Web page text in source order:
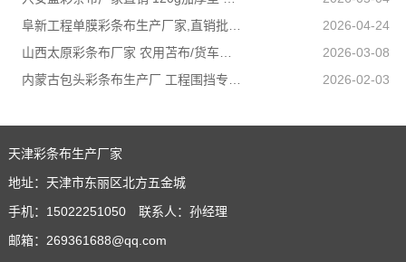
2026-04-24
山西太原彩条布厂家 农用苫布/货车篷布 支持来样加工定制
2026-03-08
2026-02-03
天津彩条布生产厂家
地址：天津市东丽区北方五金城
手机：15022251050 联系人：孙经理
邮箱：269361688@qq.com